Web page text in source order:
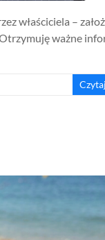
właściciela –
ważne